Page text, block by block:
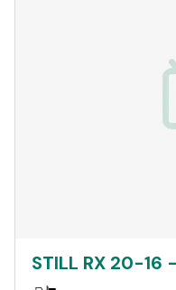
STILL RX 20-